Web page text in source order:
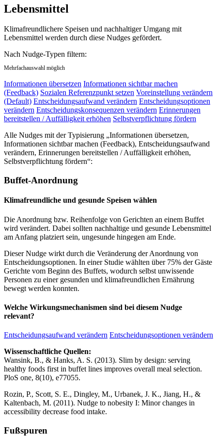
Lebensmittel
Klimafreundlichere Speisen und nachhaltiger Umgang mit
Lebensmittel werden durch diese Nudges gefördert.
Nach Nudge-Typen filtern:
Mehrfachauswahl möglich
Informationen übersetzen Informationen sichtbar machen
(Feedback) Sozialen Referenzpunkt setzen Voreinstellung verändern
(Default) Entscheidungsaufwand verändern Entscheidungsoptionen
verändern Entscheidungskonsequenzen verändern Erinnerungen
bereitstellen / Auffälligkeit erhöhen Selbstverpflichtung fördern
Alle Nudges mit der Typisierung „Informationen übersetzen,
Informationen sichtbar machen (Feedback), Entscheidungsaufwand
verändern, Erinnerungen bereitstellen / Auffälligkeit erhöhen,
Selbstverpflichtung fördern“:
Buffet-Anordnung
Klimafreundliche und gesunde Speisen wählen
Die Anordnung bzw. Reihenfolge von Gerichten an einem Buffet
wird verändert. Dabei sollten nachhaltige und gesunde Lebensmittel
am Anfang platziert sein, ungesunde hingegen am Ende.
Dieser Nudge wirkt durch die Veränderung der Anordnung von
Entscheidungsoptionen. In einer Studie wählten über 75% der Gäste
Gerichte vom Beginn des Buffets, wodurch selbst unwissende
Personen zu einer gesunden und klimafreundlichen Ernährung
bewegt werden konnten.
Welche Wirkungsmechanismen sind bei diesem Nudge
relevant?
Entscheidungsaufwand verändern Entscheidungsoptionen verändern
Wissenschaftliche Quellen:
Wansink, B., & Hanks, A. S. (2013). Slim by design: serving
healthy foods first in buffet lines improves overall meal selection.
PloS one, 8(10), e77055.
Rozin, P., Scott, S. E., Dingley, M., Urbanek, J. K., Jiang, H., &
Kaltenbach, M. (2011). Nudge to nobesity I: Minor changes in
accessibility decrease food intake.
Fußspuren